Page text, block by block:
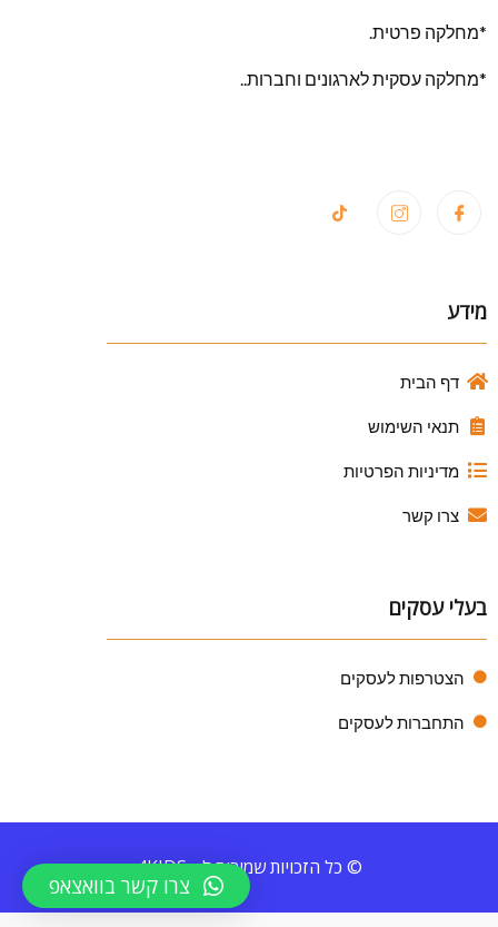
*מחלקה פרטית.
*מחלקה עסקית לארגונים וחברות..
מידע
דף הבית
תנאי השימוש
מדיניות הפרטיות
צרו קשר
בעלי עסקים
הצטרפות לעסקים
התחברות לעסקים
© כל הזכויות שמורות ל - 4KIDS
צרו קשר בוואצאפ